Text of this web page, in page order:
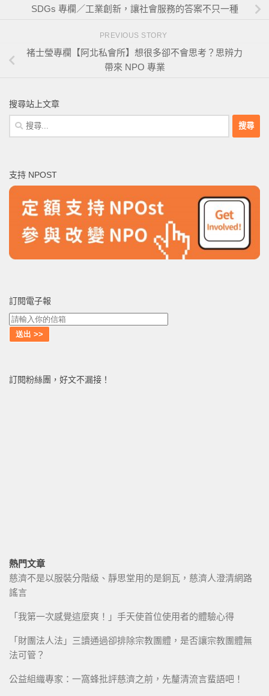
SDGs 專欄／工業創新，讓社會服務的答案不只一種
PREVIOUS STORY
褚士瑩專欄【阿北私會所】想很多卻不會思考？思辨力
帶來 NPO 專業
搜尋站上文章
搜
尋
字:
支持 NPOST
訂閱電子報
訂閱粉絲團，好文不漏接！
熱門文章
慈濟不是以服裝分階級、靜思堂用的是銅瓦，慈濟人澄清網路
謠言
「我第一次感覺這麼爽！」手天使首位使用者的體驗心得
「財團法人法」三讀通過卻排除宗教團體，是否讓宗教團體無
法可管？
公益組織專家：一窩蜂批評慈濟之前，先釐清流言蜚語吧！